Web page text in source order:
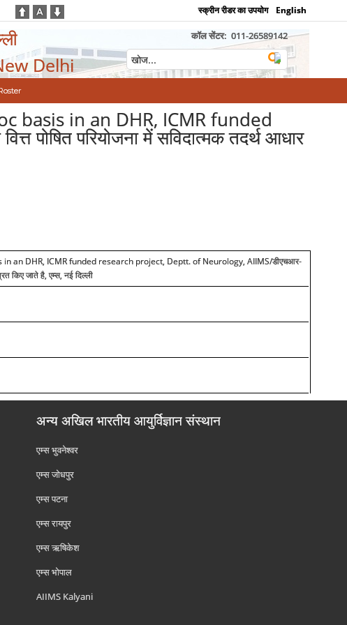
स्क्रीन रीडर का उपयोग English
Delhi
कॉल सेंटर: 011-26589142
in an DHR, ICMR funded
परियोजना में सविदात्मक तदर्थ आधार
an DHR, ICMR funded research project, Deptt. of Neurology, AIIMS/डीएचआर-
किए जाते है, एम्स, नई दिल्ली
अन्य अखिल भारतीय आयुर्विज्ञान संस्थान
एम्‍स भुवनेश्वर
एम्‍स जोधपुर
एम्‍स पटना
एम्‍स रायपुर
एम्‍स ऋषिकेश
एम्‍स भोपाल
AIIMS Kalyani